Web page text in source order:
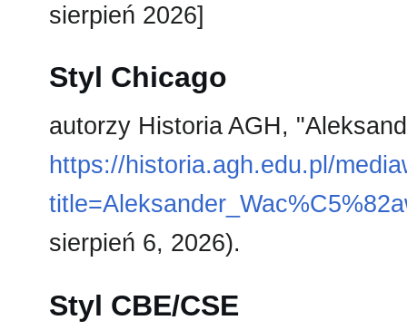
sierpień 2026]
Styl Chicago
autorzy Historia AGH,
https://historia.agh.edu.pl/
sierpień 6, 2026).
Styl CBE/CSE